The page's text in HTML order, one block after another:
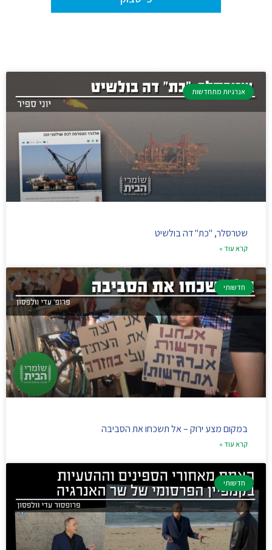
אנרגיות מתחדשות
שטרסלר, "כת" דה בולשיט
קרא עוד »
חדשותי
במקום מצע ירוק – אל תשכחו את הסביבה
קרא עוד »
חדשותי